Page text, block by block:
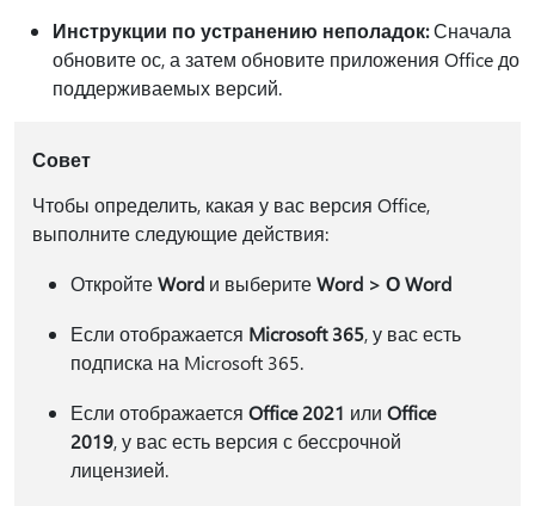
Инструкции по устранению неполадок:Сначала
обновите ос, а затем обновите приложения Office до
поддерживаемых версий.
Совет
Чтобы определить, какая у вас версия Office,
выполните следующие действия:
ОткройтеWordи выберитеWord > О Word
Если отображается Microsoft 365, у вас есть
подписка на Microsoft 365.
Если отображается Office 2021 или Office
2019, у вас есть версия с бессрочной
лицензией.